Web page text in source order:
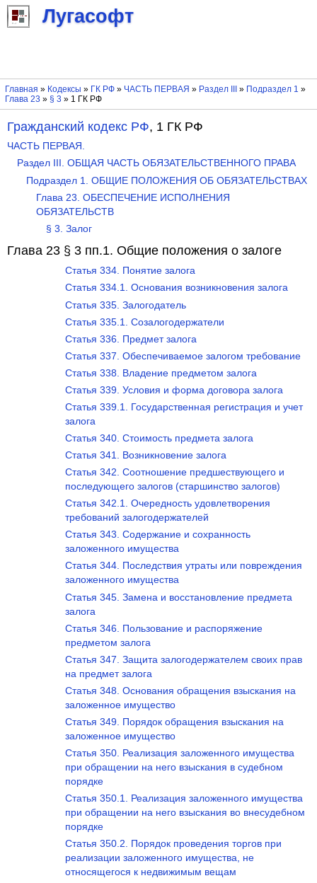
Лугасофт
Главная » Кодексы » ГК РФ» ЧАСТЬ ПЕРВАЯ » Раздел III » Подраздел 1 »
Глава 23 » § 3 » 1 ГК РФ
Гражданский кодекс РФ, 1 ГК РФ
ЧАСТЬ ПЕРВАЯ.
Раздел III. ОБЩАЯ ЧАСТЬ ОБЯЗАТЕЛЬСТВЕННОГО ПРАВА
Подраздел 1. ОБЩИЕ ПОЛОЖЕНИЯ ОБ ОБЯЗАТЕЛЬСТВАХ
Глава 23. ОБЕСПЕЧЕНИЕ ИСПОЛНЕНИЯ
ОБЯЗАТЕЛЬСТВ
§ 3. Залог
Глава 23 § 3 пп.1. Общие положения о залоге
Статья 334. Понятие залога
Статья 334.1. Основания возникновения залога
Статья 335. Залогодатель
Статья 335.1. Созалогодержатели
Статья 336. Предмет залога
Статья 337. Обеспечиваемое залогом требование
Статья 338. Владение предметом залога
Статья 339. Условия и форма договора залога
Статья 339.1. Государственная регистрация и учет
залога
Статья 340. Стоимость предмета залога
Статья 341. Возникновение залога
Статья 342. Соотношение предшествующего и
последующего залогов (старшинство залогов)
Статья 342.1. Очередность удовлетворения
требований залогодержателей
Статья 343. Содержание и сохранность
заложенного имущества
Статья 344. Последствия утраты или повреждения
заложенного имущества
Статья 345. Замена и восстановление предмета
залога
Статья 346. Пользование и распоряжение
предметом залога
Статья 347. Защита залогодержателем своих прав
на предмет залога
Статья 348. Основания обращения взыскания на
заложенное имущество
Статья 349. Порядок обращения взыскания на
заложенное имущество
Статья 350. Реализация заложенного имущества
при обращении на него взыскания в судебном
порядке
Статья 350.1. Реализация заложенного имущества
при обращении на него взыскания во внесудебном
порядке
Статья 350.2. Порядок проведения торгов при
реализации заложенного имущества, не
относящегося к недвижимым вещам